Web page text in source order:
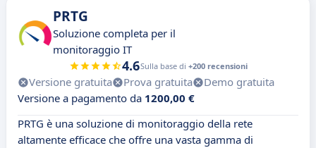
PRTG
Soluzione completa per il
monitoraggio IT
4.6Sulla base di +200 recensioni
Versione gratuita Prova gratuita
Demo gratuita
Versione a pagamento da 1200,00 €
PRTG è una soluzione di monitoraggio della rete
altamente efficace che offre una vasta gamma di